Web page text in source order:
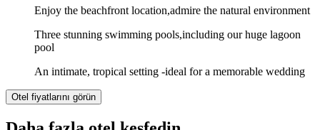
Enjoy the beachfront location,admire the natural environment
Three stunning swimming pools,including our huge lagoon
pool
An intimate, tropical setting -ideal for a memorable wedding
Otel fiyatlarını görün